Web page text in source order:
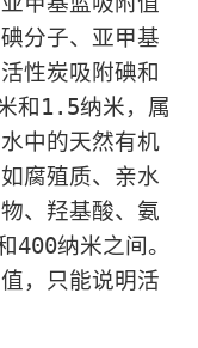
分子、亚甲基
性炭吸附碘和
和1.5纳米，属
中的天然有机
腐殖质、亲水
、羟基酸、氨
400纳米之间。
，只能说明活